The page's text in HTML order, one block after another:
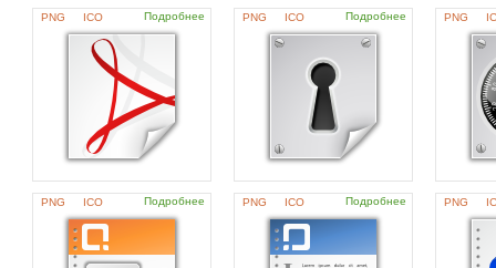
PNG ICO Подробнее PNG ICO Подробнее PNG
PNG ICO Подробнее PNG ICO Подробнее PNG